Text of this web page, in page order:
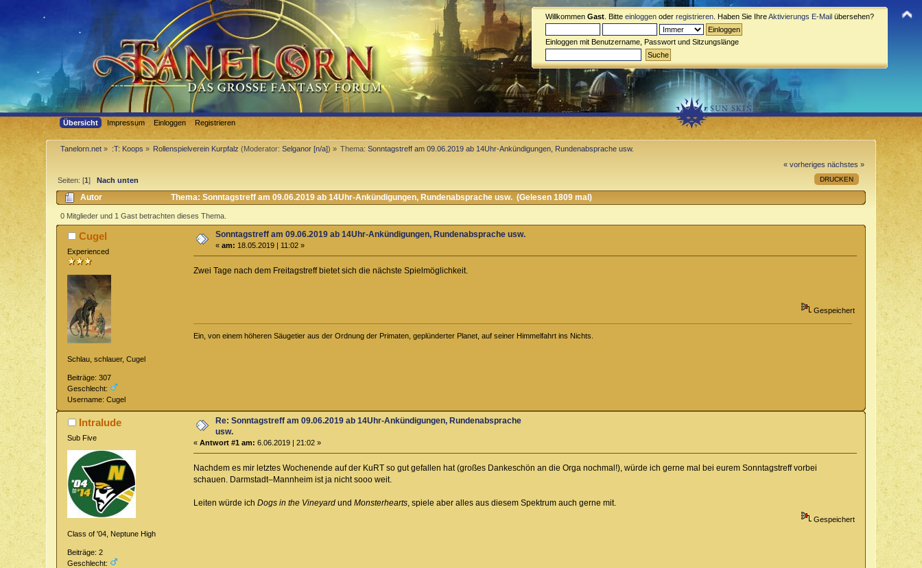
Willkommen Gast . Bitte einloggen oder registrieren . Haben Sie IhreAktivierungs E-Mail übersehen?
Einloggen mit Benutzername, Passwort und Sitzungslänge
Übersicht Impressum Einloggen Registrieren
Tanelorn.net » :T: Koops » Rollenspielverein Kurpfalz (Moderator:Selganor [n/a]) » Thema:Sonntagstreff am 09.06.2019 ab 14Uhr-Ankündigungen, Rundenabsprache usw.
« vorheriges nächstes »
DRUCKEN
Seiten: [1]Nach unten
Autor Thema: Sonntagstreff am 09.06.2019 ab 14Uhr-Ankündigungen, Rundenabsprache usw. (Gelesen 1809 mal)
0 Mitglieder und 1 Gast betrachten dieses Thema.
Cugel
Experienced
Schlau, schlauer, Cugel
Beiträge: 307
Geschlecht:
Username: Cugel
Sonntagstreff am 09.06.2019 ab 14Uhr-Ankündigungen, Rundenabsprache usw.
«am: 18.05.2019 | 11:02 »
Zwei Tage nach dem Freitagstreff bietet sich die nächste Spielmöglichkeit.
Gespeichert
Ein, von einem höheren Säugetier aus der Ordnung der Primaten, geplünderter Planet, auf seiner Himmelfahrt ins Nichts.
Intralude
Sub Five
Class of '04, Neptune High
Beiträge: 2
Geschlecht:
Re: Sonntagstreff am 09.06.2019 ab 14Uhr-Ankündigungen, Rundenabsprache
usw.
« Antwort #1 am: 6.06.2019 | 21:02 »
Nachdem es mir letztes Wochenende auf der KuRT so gut gefallen hat (großes Dankeschön an die Orga nochmal!), würde ich gerne mal bei eurem Sonntagstreff vorbei
schauen. Darmstadt–Mannheim ist ja nicht sooo weit.
Leiten würde ich Dogs in the Vineyardund Monsterhearts, spiele aber alles aus diesem Spektrum auch gerne mit.
Gespeichert